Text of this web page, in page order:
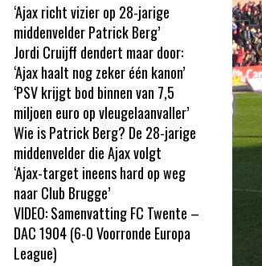
‘Ajax richt vizier op 28-jarige
middenvelder Patrick Berg’
Jordi Cruijff dendert maar door:
‘Ajax haalt nog zeker één kanon’
‘PSV krijgt bod binnen van 7,5
miljoen euro op vleugelaanvaller’
Wie is Patrick Berg? De 28-jarige
middenvelder die Ajax volgt
‘Ajax-target ineens hard op weg
naar Club Brugge’
VIDEO: Samenvatting FC Twente –
DAC 1904 (6-0 Voorronde Europa
League)